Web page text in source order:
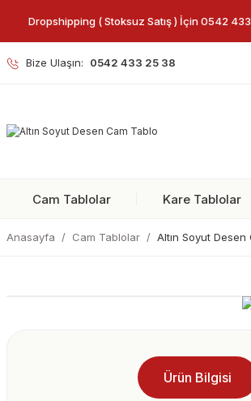
Dropshipping ( Stoksuz Satış ) İçin 0542 433
Bize Ulaşın: 0542 433 25 38
Cam Tablolar Kare Tablolar
Anasayfa Cam Tablolar Altın Soyut Desen
Ürün Bilgisi